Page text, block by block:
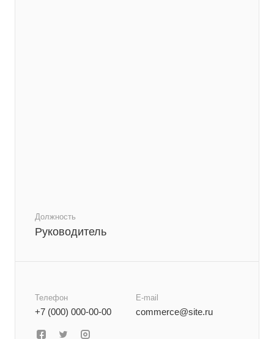
Должность
Руководитель
Телефон
+7 (000) 000-00-00
E-mail
commerce@site.ru